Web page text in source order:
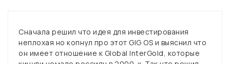
Сначала решил что идея для инвестирования
неплохая но копнул про этот GIG OS и выяснил что
он имеет отношение к Global InterGold, которые